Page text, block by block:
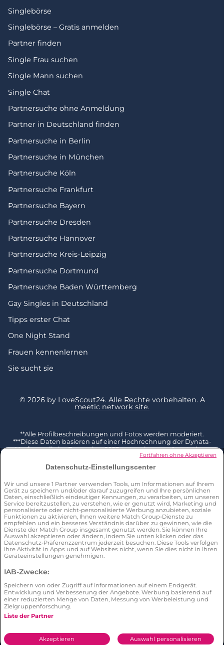
Singlebörse
Singlebörse – Gratis anmelden
Partner finden
Single Frau suchen
Single Mann suchen
Single Chat
Partnersuche ohne Anmeldung
Partner in Deutschland finden
Partnersuche in Berlin
Partnersuche in München
Partnersuche Köln
Partnersuche Frankfurt
Partnersuche Bayern
Partnersuche Dresden
Partnersuche Hannover
Partnersuche Kreis-Leipzig
Partnersuche Dortmund
Partnersuche Baden Württemberg
Gay Singles in Deutschland
Tipps erster Chat
One Night Stand
Frauen kennenlernen
Sie sucht sie
© 2026 by LoveScout24. Alle Rechte vorbehalten. A
meetic network site.
**Alle Profilbeschreibungen und Fotos werden moderiert.
***Diese Daten basieren auf einer Hochrechnung der Dynata-
Umfrage, die im Dezember 2023 unter einer repräsentativen
Stichprobe von 2002 Befragten ab 18 Jahren in Deutschland
durchgeführt und mit der Gesamtbevölkerung dieser
Altersgruppe (Quelle Eurostat 2023) kombiniert wurde. 3 % der
kennengelernt zu haben F: Hast du jemals die folgenden
Aktionen mit jeder der folgenden, von dir genutzten Websites
und mobilen Apps ausgeführt, und sei es auch nur einmal? Ich
habe bereits jemanden über diese Website/App kennengelernt
****Die Daten basieren auf einer Hochrechnung der Dynata-
Umfrage, die im Dezember 2023 unter einer repräsentativen
Stichprobe von 2002 Befragten im Alter von 18+ Jahren in
Deutschland durchgeführt wurde. Von 74 LoveScout24-Nutzern
geben 78 % an, über LoveScout24 jemanden kennengelernt zu
haben. F: Hast du jemals die folgenden Aktionen mit jeder der
folgenden, von dir genutzten Websites und mobilen Apps
ausgeführt, und sei es auch nur einmal? Ich habe über diese
Website/App schon einmal jemanden kennengelernt
*****Umfrage von Dynata im Dezember 2023 unter einer
repräsentativen Stichprobe von 2002 Befragten ab 18 Jahren in
Deutschland. 25 % der Befragten geben an, bereits ein Date mit
jemandem gehabt zu haben, den sie über eine Online-Dating-
App kennengelernt haben. F: Hast du jemals die folgenden
hatte schon einmal ein Date über diese Website/App
Datenschutz-Einstellungscenter
Wir und unsere 1 Partner verwenden Tools, um Informationen auf Ihrem
Gerät zu speichern und/oder darauf zuzugreifen und Ihre persönlichen
Daten, einschließlich eindeutiger Kennungen, zu verarbeiten, um unseren
Service bereitzustellen, zu verstehen, wie er genutzt wird, Marketing und
personalisierte oder nicht-personalisierte Werbung anzubieten, soziale
Funktionen zu aktivieren, Ihnen weitere Match Group-Dienste zu
empfehlen und ein besseres Verständnis darüber zu gewinnen, wie die
Dienste der Match Group insgesamt genutzt werden. Sie können Ihre
Auswahl akzeptieren oder ändern, indem Sie unten klicken oder das
Datenschutz-Präferenzzentrum jederzeit besuchen. Diese Tools verfolgen
Ihre Aktivität in Apps und auf Websites nicht, wenn Sie dies nicht in Ihren
Geräteeinstellungen genehmigen.
IAB-Zwecke:
Speichern von oder Zugriff auf Informationen auf einem Endgerät.
Entwicklung und Verbesserung der Angebote. Werbung basierend auf
einer reduzierten Menge von Daten, Messung von Werbeleistung und
Zielgruppenforschung.
Liste der Partner
Auswahl personalisieren
Akzeptieren
Fortfahren ohne Akzeptieren